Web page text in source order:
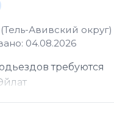
Авивский округ)
04.08.2026
требуются